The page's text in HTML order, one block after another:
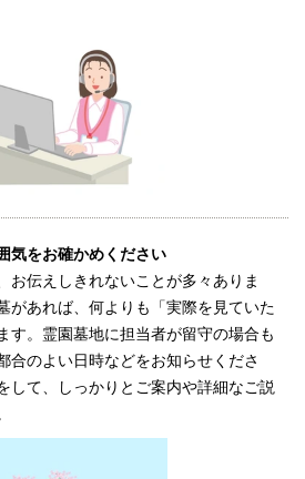
気をお確かめください
お伝えしきれないことが多々ありま
があれば、何よりも「実際を見ていた
す。霊園墓地に担当者が留守の場合も
合のよい日時などをお知らせくださ
して、しっかりとご案内や詳細なご説